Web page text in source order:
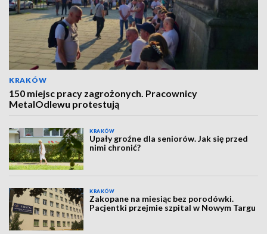
KRAKÓW
150 miejsc pracy zagrożonych. Pracownicy
MetalOdlewu protestują
KRAKÓW
Upały groźne dla seniorów. Jak się przed
nimi chronić?
KRAKÓW
Zakopane na miesiąc bez porodówki.
Pacjentki przejmie szpital w Nowym Targu